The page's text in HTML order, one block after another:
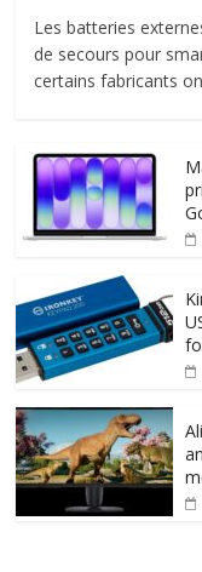
Les batteries
de secours pour
certains fabricants